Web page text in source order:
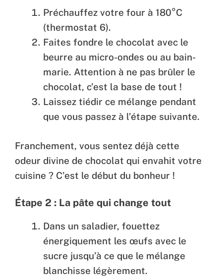
Préchauffez votre four à 180°C
(thermostat 6).
Faites fondre le chocolat avec le
beurre au micro-ondes ou au bain-
marie. Attention à ne pas brûler le
chocolat, c’est la base de tout !
Laissez tiédir ce mélange pendant
que vous passez à l’étape suivante.
Franchement, vous sentez déjà cette
odeur divine de chocolat qui envahit votre
cuisine ? C’est le début du bonheur !
Étape 2 : La pâte qui change tout
Dans un saladier, fouettez
énergiquement les œufs avec le
sucre jusqu’à ce que le mélange
blanchisse légèrement.